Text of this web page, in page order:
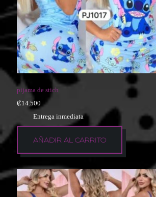
pijama de stich
₡14.500
Entrega inmediata
AÑADIR AL CARRITO